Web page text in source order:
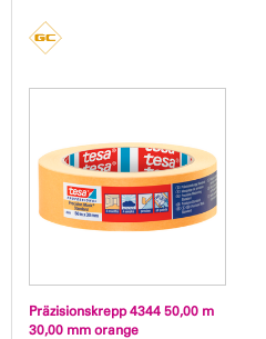
Präzisionskrepp 4344 50,00 m
30,00 mm orange